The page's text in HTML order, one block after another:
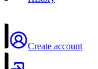
Create account